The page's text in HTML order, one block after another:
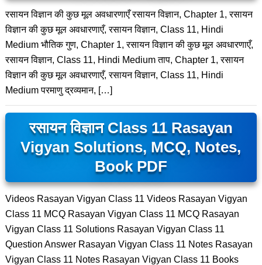
रसायन विज्ञान की कुछ मूल अवधारणाएँ रसायन विज्ञान, Chapter 1, रसायन
विज्ञान की कुछ मूल अवधारणाएँ, रसायन विज्ञान, Class 11, Hindi
Medium भौतिक गुण, Chapter 1, रसायन विज्ञान की कुछ मूल अवधारणाएँ,
रसायन विज्ञान, Class 11, Hindi Medium ताप, Chapter 1, रसायन
विज्ञान की कुछ मूल अवधारणाएँ, रसायन विज्ञान, Class 11, Hindi
Medium परमाणु द्रव्यमान, […]
रसायन विज्ञान Class 11 Rasayan
Vigyan Solutions, MCQ, Notes,
Book PDF
Videos Rasayan Vigyan Class 11 Videos Rasayan Vigyan
Class 11 MCQ Rasayan Vigyan Class 11 MCQ Rasayan
Vigyan Class 11 Solutions Rasayan Vigyan Class 11
Question Answer Rasayan Vigyan Class 11 Notes Rasayan
Vigyan Class 11 Notes Rasayan Vigyan Class 11 Books